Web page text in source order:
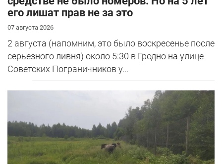
его лишат прав не за это
07 августа 2026
2 августа (напомним, это было воскресенье после
серьезного ливня) около 5:30 в Гродно на улице
Советских Пограничников у...